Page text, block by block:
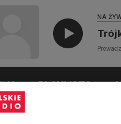
NA
PLAYLISTA